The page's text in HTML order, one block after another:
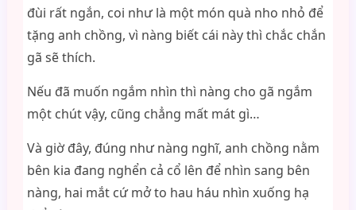
đùi rất ngắn, coi như là một món quà nho nhỏ để
tặng anh chồng, vì nàng biết cái này thì chắc chắn
gã sẽ thích.
Nếu đã muốn ngắm nhìn thì nàng cho gã ngắm
một chút vậy, cũng chẳng mất mát gì…
Và giờ đây, đúng như nàng nghĩ, anh chồng nằm
bên kia đang nghển cả cổ lên để nhìn sang bên
nàng, hai mắt cứ mở to hau háu nhìn xuống hạ